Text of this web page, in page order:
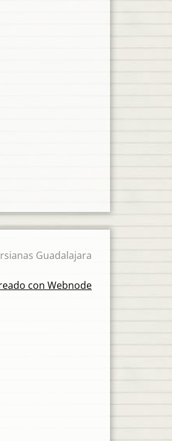
Guadalajara
con Webnode